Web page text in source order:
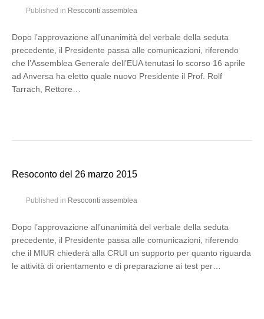
Published in Resoconti assemblea
Dopo l’approvazione all’unanimità del verbale della seduta
precedente, il Presidente passa alle comunicazioni, riferendo
che l’Assemblea Generale dell’EUA tenutasi lo scorso 16 aprile
ad Anversa ha eletto quale nuovo Presidente il Prof. Rolf
Tarrach, Rettore…
Resoconto del 26 marzo 2015
Published in Resoconti assemblea
Dopo l’approvazione all’unanimità del verbale della seduta
precedente, il Presidente passa alle comunicazioni, riferendo
che il MIUR chiederà alla CRUI un supporto per quanto riguarda
le attività di orientamento e di preparazione ai test per…